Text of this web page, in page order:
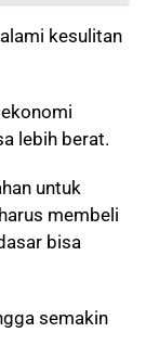
kesulitan
lebih berat.
untuk
membeli
bisa
semakin